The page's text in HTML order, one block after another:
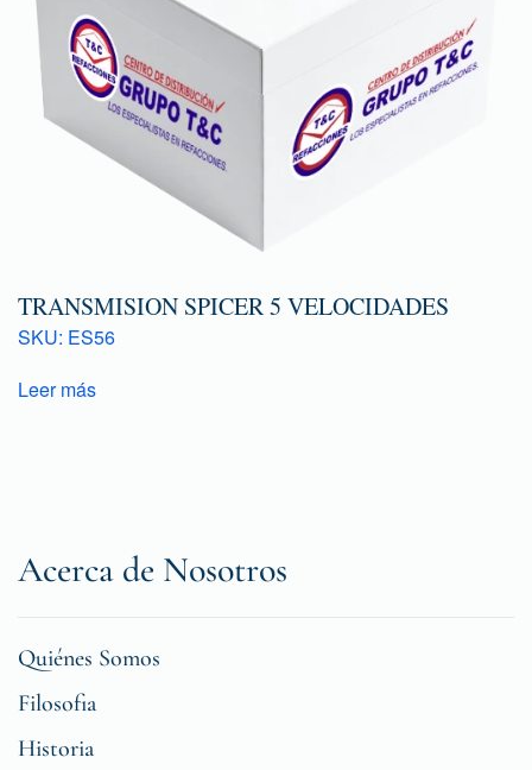
TRANSMISION SPICER 5 VELOCIDADES
SKU: ES56
Leer más
Acerca de Nosotros
Quiénes Somos
Filosofia
Historia